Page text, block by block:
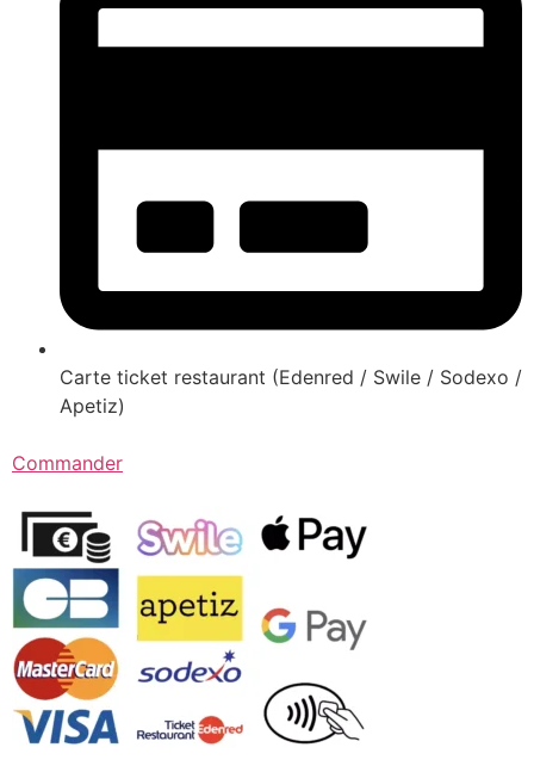
Carte ticket restaurant (Edenred / Swile / Sodexo /
Apetiz)
Commander